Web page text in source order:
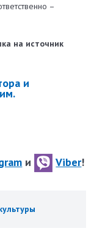
–
на источник
и
и Viber!